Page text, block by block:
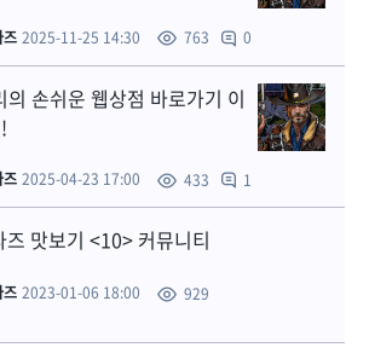
즈 2025-11-25 14:30 763 0
손쉬운 웹상점 바로가기 이
즈 2025-04-23 17:00 433 1
즈 맛보기 <10> 커뮤니티
즈 2023-01-06 18:00
929